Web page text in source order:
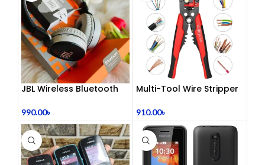
JBL Wireless Bluetooth
990.00৳
Multi-Tool Wire Stripper
910.00৳